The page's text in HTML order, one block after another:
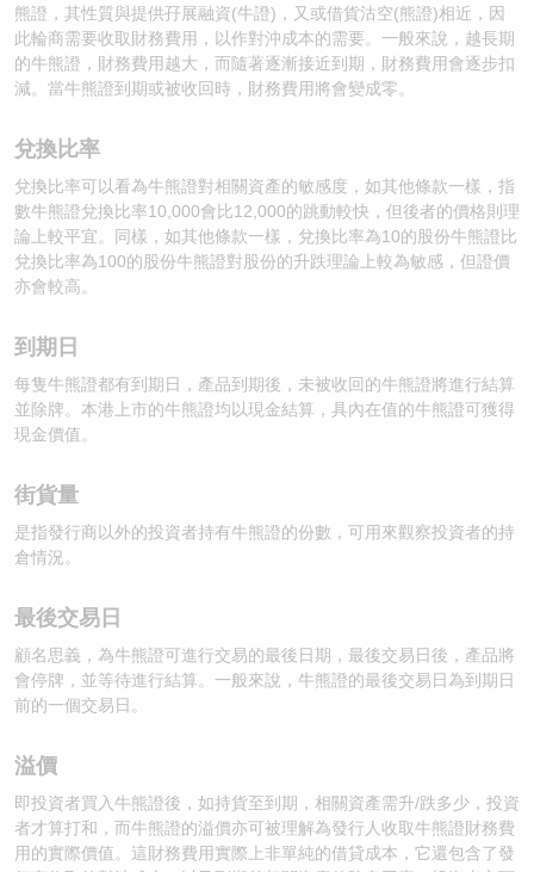
熊證，其性質與提供孖展融資(牛證)，又或借貨沽空(熊證)相近，因
此輪商需要收取財務費用，以作對沖成本的需要。一般來說，越長期
的牛熊證，財務費用越大，而隨著逐漸接近到期，財務費用會逐步扣
減。當牛熊證到期或被收回時，財務費用將會變成零。
兌換比率
兌換比率可以看為牛熊證對相關資產的敏感度，如其他條款一樣，指
數牛熊證兌換比率10,000會比12,000的跳動較快，但後者的價格則理
論上較平宜。同樣，如其他條款一樣，兌換比率為10的股份牛熊證比
兌換比率為100的股份牛熊證對股份的升跌理論上較為敏感，但證價
亦會較高。
到期日
每隻牛熊證都有到期日，產品到期後，未被收回的牛熊證將進行結算
並除牌。本港上市的牛熊證均以現金結算，具內在值的牛熊證可獲得
現金價值。
街貨量
是指發行商以外的投資者持有牛熊證的份數，可用來觀察投資者的持
倉情況。
最後交易日
顧名思義，為牛熊證可進行交易的最後日期，最後交易日後，產品將
會停牌，並等待進行結算。一般來說，牛熊證的最後交易日為到期日
前的一個交易日。
溢價
即投資者買入牛熊證後，如持貨至到期，相關資產需升/跌多少，投資
者才算打和，而牛熊證的溢價亦可被理解為發行人收取牛熊證財務費
用的實際價值。這財務費用實際上非單純的借貸成本，它還包含了發